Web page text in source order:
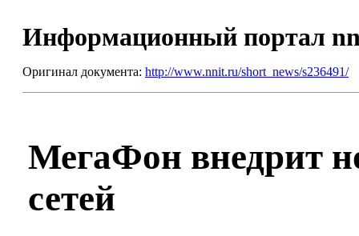
Информационный портал
Оригинал документа: http://www.nnit.ru/short_news/s236491/
МегаФон внедрит
сетей